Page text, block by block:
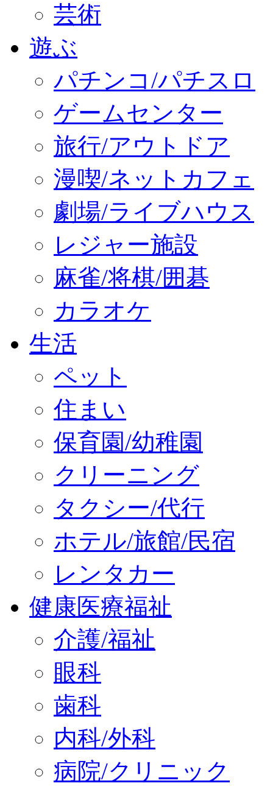
芸術
遊ぶ
パチンコ/パチスロ
ゲームセンター
旅行/アウトドア
漫喫/ネットカフェ
劇場/ライブハウス
レジャー施設
麻雀/将棋/囲碁
カラオケ
生活
ペット
住まい
保育園/幼稚園
クリーニング
タクシー/代行
ホテル/旅館/民宿
レンタカー
健康医療福祉
介護/福祉
眼科
歯科
内科/外科
病院/クリニック